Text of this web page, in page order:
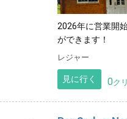
2026年に営業開
ができます！
レジャー
見に行く 0ク